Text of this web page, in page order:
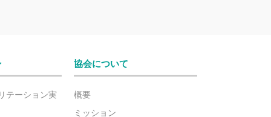
テーション実
協会について
概要
ミッション